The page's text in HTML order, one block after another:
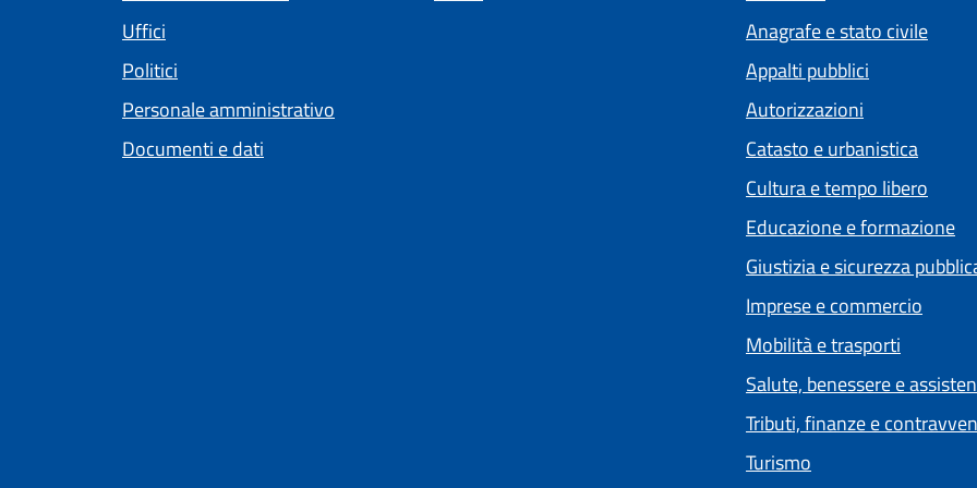
Uffici
Politici
Personale amministrativo
Documenti e dati
Anagrafe e stato civile
Appalti pubblici
Autorizzazioni
Catasto e urbanistica
Cultura e tempo libero
Educazione e formazione
Giustizia e sicurezza
Imprese e commercio
Mobilità e trasporti
Salute, benessere e
Tributi, finanze e
Turismo